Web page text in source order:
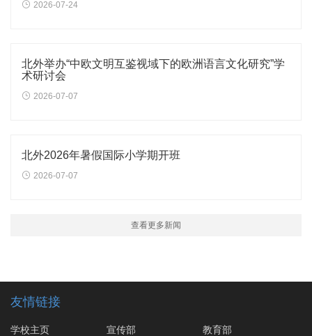
2026-07-24
北外举办“中欧文明互鉴视域下的欧洲语言文化研究”学
术研讨会
2026-07-07
北外2026年暑假国际小学期开班
2026-07-07
查看更多新闻
友情链接
学校主页 宣传部
教育部